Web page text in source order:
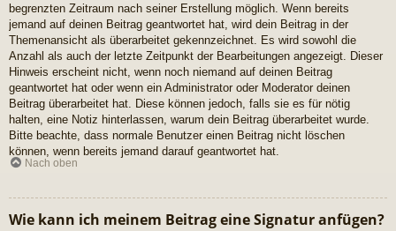
begrenzten Zeitraum nach seiner Erstellung möglich. Wenn bereits
jemand auf deinen Beitrag geantwortet hat, wird dein Beitrag in der
Themenansicht als überarbeitet gekennzeichnet. Es wird sowohl die
Anzahl als auch der letzte Zeitpunkt der Bearbeitungen angezeigt. Dieser
Hinweis erscheint nicht, wenn noch niemand auf deinen Beitrag
geantwortet hat oder wenn ein Administrator oder Moderator deinen
Beitrag überarbeitet hat. Diese können jedoch, falls sie es für nötig
halten, eine Notiz hinterlassen, warum dein Beitrag überarbeitet wurde.
Bitte beachte, dass normale Benutzer einen Beitrag nicht löschen
können, wenn bereits jemand darauf geantwortet hat.
Nach oben
Wie kann ich meinem Beitrag eine Signatur anfügen?